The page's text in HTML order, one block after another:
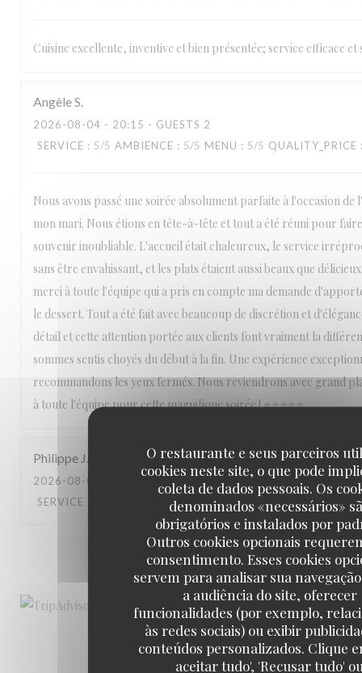
O restaurante e seus parceiros
cookies neste site, o que pode
coleta de dados pessoais. Os
denominados «necessários»
obrigatórios e instalados por
Outros cookies opcionais
consentimento. Esses cookies
servem para analisar sua
a audiência do site, oferecer
funcionalidades (por exemplo,
às redes sociais) ou exibir
conteúdos personalizados. Clique
aceitar tudo', 'Recusar tudo'
Cuisine excellente, inventive et bien présentée; service efficace et
AngèleS
2026-08-04 - 20:15 - GUESTS 2
SERVICE : 5/5 AMBIENCE : 5/5 MENU : 5/5 QUALITY_PRICE
Nous avons passé une soirée absolument parfaite à l'occasion de
mon mari. Nous étions en tête-à-tête et tout a été réuni pour
souvenir inoubliable. L'accueil était chaleureux, le service
sans être envahissant, et les plats étaient aussi beaux que
merci à toute l'équipe qui a pris en compte ma demande
le dessert. Tout a été fait avec beaucoup de discrétion et
détail et cette attention portée aux clients font vraiment la
sommes sentis choyés du début à la fin. Une expérience
recommandons les yeux fermés. Nous reviendrons avec grand
à toute l'équipe pour cette magnifique soirée ! ⭐⭐⭐⭐⭐
Philippe J
2026-08-01
- 19:30 - GUESTS 2
SERVICE
AMBIENCE: 4/5 MENU: 5 /5 QUALITY_PRICE
2